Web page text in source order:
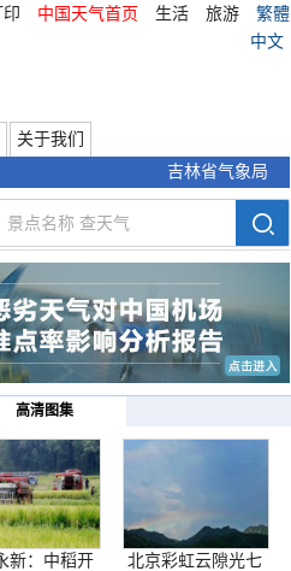
印 中国天气首页 生活 旅游
繁體
中文
关于我们
吉林省气象局
高清图集
新：中稻开
北京彩虹云隙光七